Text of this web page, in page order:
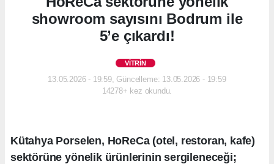
showroom sayısını Bodrum ile
5’e çıkardı!
VITRIN
13.05.2026 - 19:59, Güncelleme: 13.05.2026 - 19:59
14278+ kez okundu.
Kütahya Porselen, HoReCa (otel, restoran, kafe)
sektörüne yönelik ürünlerinin sergileneceği;